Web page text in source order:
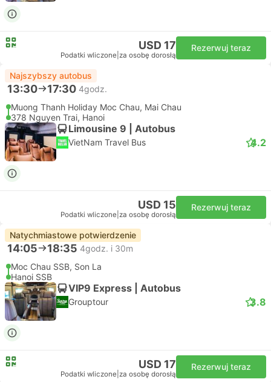
USD 17
Podatki wliczone za osobę dorosłą
Rezerwuj teraz
Najszybszy autobus
13:30 17:30 4godz.
Muong Thanh Holiday Moc Chau, Mai Chau
378 Nguyen Trai, Hanoi
Limousine 9 | Autobus
VietNam Travel Bus 4.2
USD 15
Podatki wliczone za osobę dorosłą
Rezerwuj teraz
Natychmiastowe potwierdzenie
14:05 18:35 4godz. i 30m
Moc Chau SSB, Son La
Hanoi SSB
VIP9 Express | Autobus
Grouptour 3.8
USD 17
Podatki wliczone za osobę dorosłą
Rezerwuj teraz